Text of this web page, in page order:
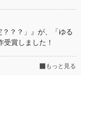
？？？」』が、「ゆる
賞しました！
もっと見る